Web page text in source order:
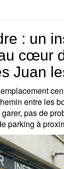
: un
cœur
Juan
entre les
pas de
parking à